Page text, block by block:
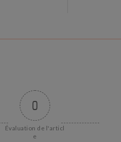
0
Évaluation de l'articl
e